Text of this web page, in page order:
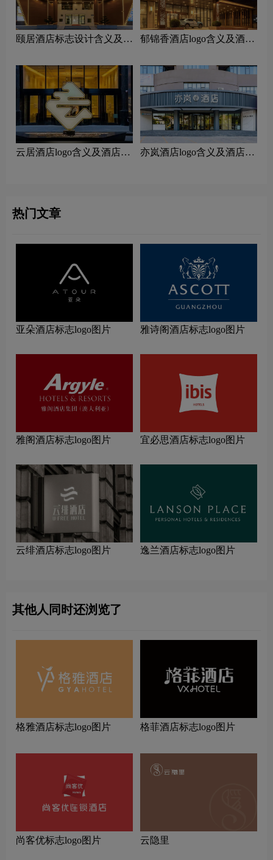
颐居酒店标志设计含义及酒
郁锦香酒店logo含义及酒店
云居酒店logo含义及酒店品
亦岚酒店logo含义及酒店品
热门文章
亚朵酒店标志logo图片 雅诗阁酒店标志logo图片
雅阁酒店标志logo图片 宜必思酒店标志logo图片
云绯酒店标志logo图片 逸兰酒店标志logo图片
其他人同时还浏览了
格雅酒店标志logo图片 格菲酒店标志logo图片
尚客优标志logo图片 云隐里